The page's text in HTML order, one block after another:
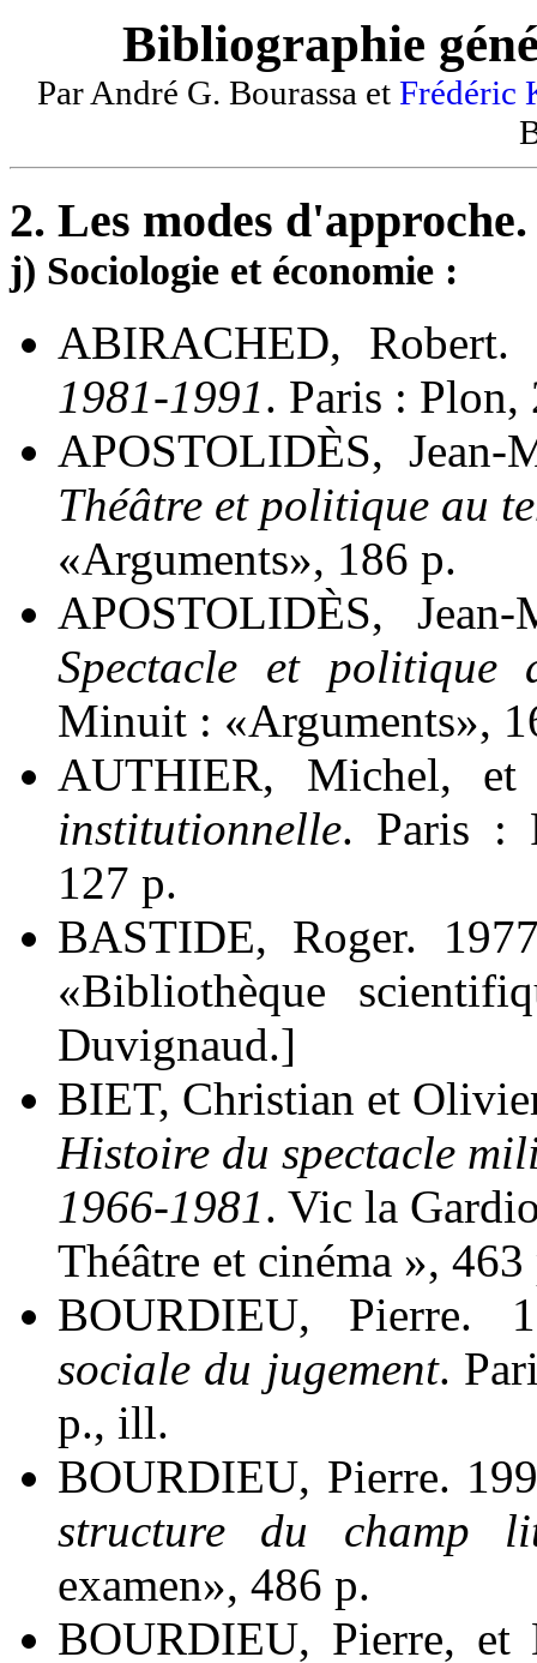
Bibliographie
Par André G. Bourassa et Frédéric
2. Les modes d'approche.
j) Sociologie et économie :
ABIRACHED,
1981-1991. Paris : Plon,
APOSTOLIDÈS,
Théâtre et politique au
«Arguments», 186 p.
APOSTOLIDÈS,
Spectacle et
Minuit : «Arguments»,
AUTHIER, Michel,
institutionnelle. Paris :
127 p.
BASTIDE, Roger.
«Bibliothèque
Duvignaud.]
BIET, Christian et
Histoire du spectacle
1966-1981. Vic la
Théâtre et cinéma », 463
BOURDIEU, Pierre.
sociale du jugement.
p., ill.
BOURDIEU, Pierre.
structure du champ
examen», 486 p.
BOURDIEU, Pierre, et